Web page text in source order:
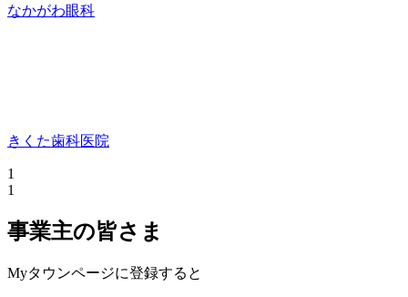
なかがわ眼科
きくた歯科医院
1
1
事業主の皆さま
Myタウンページに登録すると